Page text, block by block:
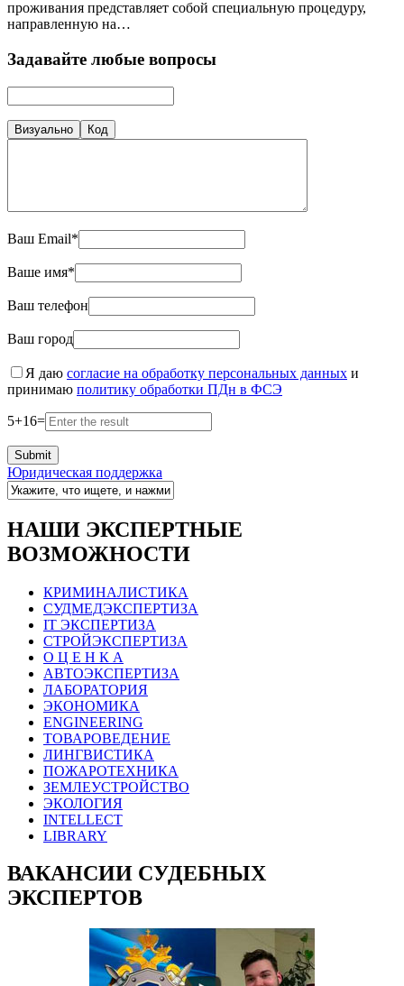
проживания представляет собой специальную процедуру,
направленную на…
Задавайте любые вопросы
Визуально Код
Ваш Email*
Ваше имя*
Ваш телефон
Ваш город
Я даю согласие на обработку персональных данных и
принимаю политику обработки ПДн в ФСЭ
5+16=
Юридическая поддержка
НАШИ ЭКСПЕРТНЫЕ
ВОЗМОЖНОСТИ
КРИМИНАЛИСТИКА
СУДМЕДЭКСПЕРТИЗА
IT ЭКСПЕРТИЗА
СТРОЙЭКСПЕРТИЗА
О Ц Е Н К А
АВТОЭКСПЕРТИЗА
ЛАБОРАТОРИЯ
ЭКОНОМИКА
ENGINEERING
ТОВАРОВЕДЕНИЕ
ЛИНГВИСТИКА
ПОЖАРОТЕХНИКА
ЗЕМЛЕУСТРОЙСТВО
ЭКОЛОГИЯ
INTELLECT
LIBRARY
ВАКАНСИИ СУДЕБНЫХ
ЭКСПЕРТОВ